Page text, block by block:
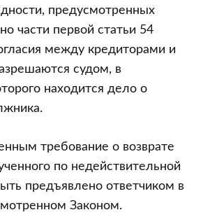
предусмотренных
части первой статьи 54
между кредиторами и
судом, в
находится дело о
требование о возврате
по недействительной
предъявлено ответчиком в
Законом.